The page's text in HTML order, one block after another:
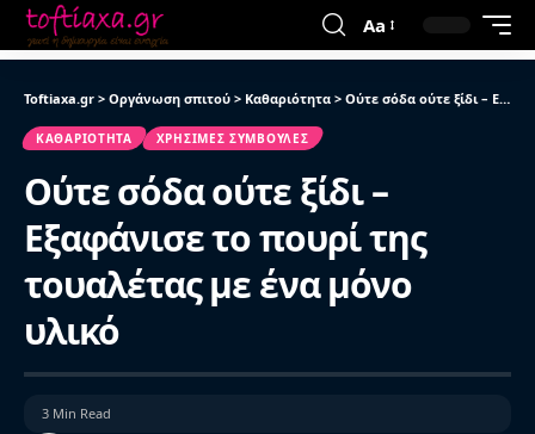
Aa
Toftiaxa.gr > Οργάνωση σπιτού > Καθαριότητα > Ούτε σόδα ούτε ξίδι – Εξαφάνισε το πουρί της τουαλέτας με ένα μόνο υλικό
ΚΑΘΑΡΙΌΤΗΤΑ ΧΡΉΣΙΜΕΣ ΣΥΜΒΟΥΛΈΣ
Ούτε σόδα ούτε ξίδι –
Εξαφάνισε το πουρί της
τουαλέτας με ένα μόνο
υλικό
3 Min Read